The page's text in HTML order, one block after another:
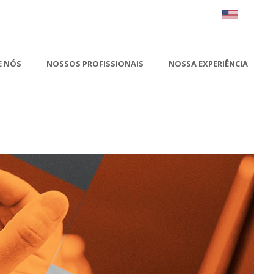
NÓS NOSSOS PROFISSIONAIS NOSSA EXPERIÊNCIA